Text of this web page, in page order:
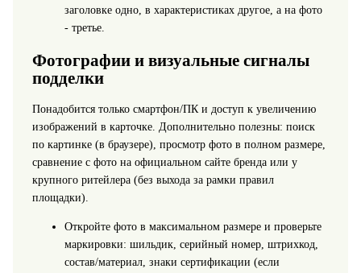
заголовке одно, в характеристиках другое, а на фото
- третье.
Фотографии и визуальные сигналы
подделки
Понадобится только смартфон/ПК и доступ к увеличению
изображений в карточке. Дополнительно полезны: поиск
по картинке (в браузере), просмотр фото в полном размере,
сравнение с фото на официальном сайте бренда или у
крупного ритейлера (без выхода за рамки правил
площадки).
Откройте фото в максимальном размере и проверьте
маркировки: шильдик, серийный номер, штрихкод,
состав/материал, знаки сертификации (если